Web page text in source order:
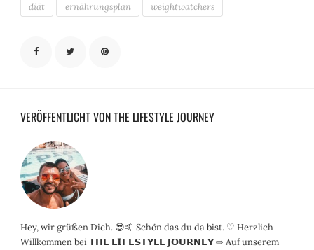
diät ernährungsplan weightwatchers
VERÖFFENTLICHT VON THE LIFESTYLE JOURNEY
Hey, wir grüßen Dich. 😎🤙 Schön das du da bist. ♡ Herzlich
Willkommen bei 𝗧𝗛𝗘 𝗟𝗜𝗙𝗘𝗦𝗧𝗬𝗟𝗘 𝗝𝗢𝗨𝗥𝗡𝗘𝗬 ⇨ Auf unserem